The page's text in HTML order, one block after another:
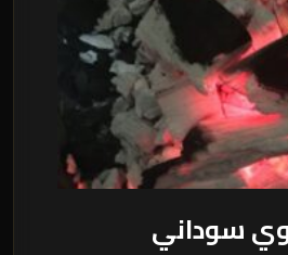
سوداني